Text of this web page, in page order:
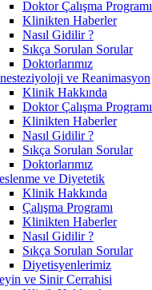
Doktor Çalışma Programı
Klinikten Haberler
Nasıl Gidilir ?
Sıkça Sorulan Sorular
Doktorlarımız
ve Reanimasyon
Klinik Hakkında
Doktor Çalışma Programı
Klinikten Haberler
Nasıl Gidilir ?
Sıkça Sorulan Sorular
Doktorlarımız
ve Diyetetik
Klinik Hakkında
Çalışma Programı
Klinikten Haberler
Nasıl Gidilir ?
Sıkça Sorulan Sorular
Diyetisyenlerimiz
ve Sinir Cerrahisi